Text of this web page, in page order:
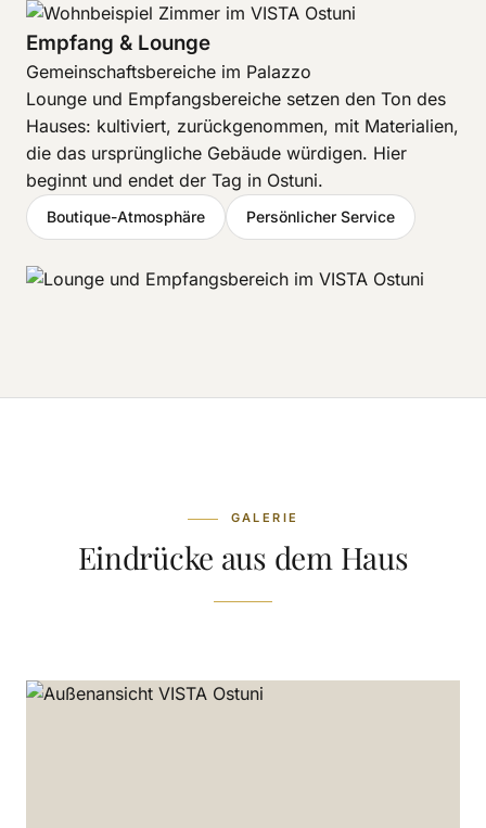
Empfang & Lounge
Gemeinschaftsbereiche im Palazzo
Lounge und Empfangsbereiche setzen den Ton des
Hauses: kultiviert, zurückgenommen, mit Materialien,
die das ursprüngliche Gebäude würdigen. Hier
beginnt und endet der Tag in Ostuni.
Boutique-Atmosphäre Persönlicher Service
GALERIE
Eindrücke aus dem Haus